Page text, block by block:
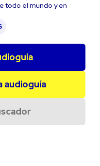
todo el mundo y en
audioguía